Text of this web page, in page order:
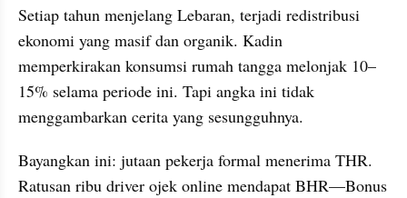
Setiap tahun menjelang Lebaran, terjadi redistribusi
ekonomi yang masif dan organik. Kadin
memperkirakan konsumsi rumah tangga melonjak 10–
15% selama periode ini. Tapi angka ini tidak
menggambarkan cerita yang sesungguhnya.
Bayangkan ini: jutaan pekerja formal menerima THR.
Ratusan ribu driver ojek online mendapat BHR—Bonus